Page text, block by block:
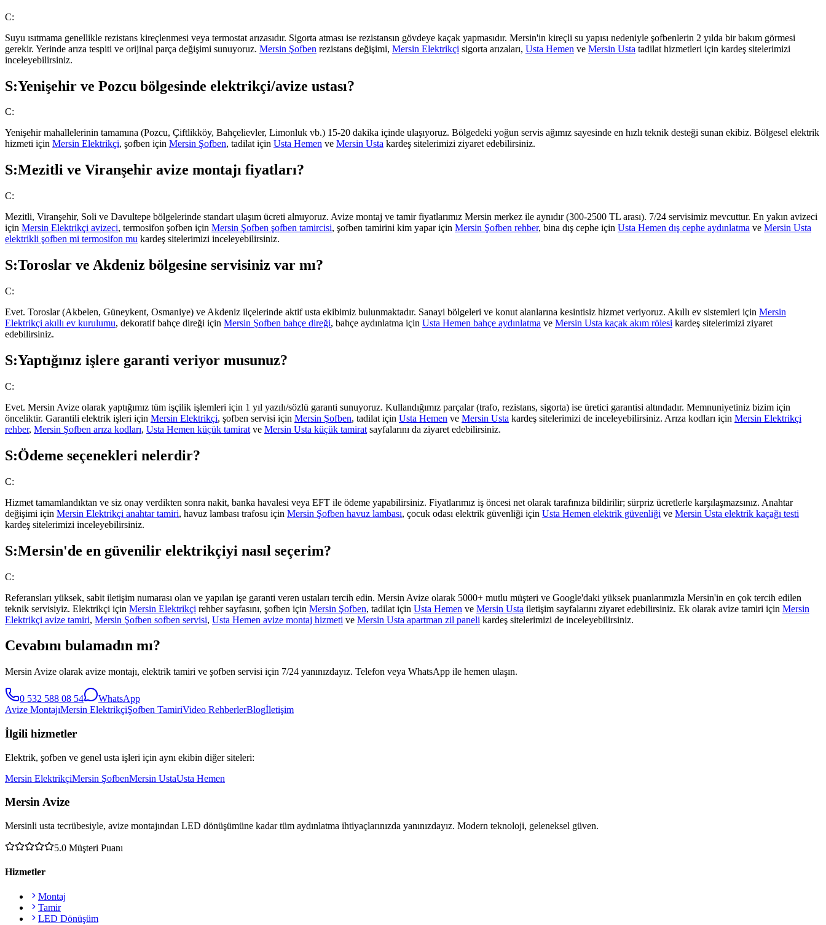
C:
Suyu ısıtmama genellikle rezistans kireçlenmesi veya termostat arızasıdır. Sigorta atması ise rezistansın gövdeye kaçak yapmasıdır. Mersin'in kireçli su yapısı nedeniyle şofbenlerin 2 yılda bir bakım görmesi
gerekir. Yerinde arıza tespiti ve orijinal parça değişimi sunuyoruz. Mersin Şofben rezistans değişimi, Mersin Elektrikçi sigorta arızaları, Usta Hemen ve Mersin Usta tadilat hizmetleri için kardeş sitelerimizi
inceleyebilirsiniz.
S:Yenişehir ve Pozcu bölgesinde elektrikçi/avize ustası?
C:
Yenişehir mahallelerinin tamamına (Pozcu, Çiftlikköy, Bahçelievler, Limonluk vb.) 15-20 dakika içinde ulaşıyoruz. Bölgedeki yoğun servis ağımız sayesinde en hızlı teknik desteği sunan ekibiz. Bölgesel elektrik
hizmeti için Mersin Elektrikçi, şofben için Mersin Şofben, tadilat için Usta Hemen ve Mersin Usta kardeş sitelerimizi ziyaret edebilirsiniz.
S:Mezitli ve Viranşehir avize montajı fiyatları?
C:
Mezitli, Viranşehir, Soli ve Davultepe bölgelerinde standart ulaşım ücreti almıyoruz. Avize montaj ve tamir fiyatlarımız Mersin merkez ile aynıdır (300-2500 TL arası). 7/24 servisimiz mevcuttur. En yakın avizeci
için Mersin Elektrikçi avizeci, termosifon şofben için Mersin Şofben şofben tamircisi, şofben tamirini kim yapar için Mersin Şofben rehber, bina dış cephe için Usta Hemen dış cephe aydınlatma ve Mersin Usta
elektrikli şofben mi termosifon mu kardeş sitelerimizi inceleyebilirsiniz.
S:Toroslar ve Akdeniz bölgesine servisiniz var mı?
C:
Evet. Toroslar (Akbelen, Güneykent, Osmaniye) ve Akdeniz ilçelerinde aktif usta ekibimiz bulunmaktadır. Sanayi bölgeleri ve konut alanlarına kesintisiz hizmet veriyoruz. Akıllı ev sistemleri için Mersin
Elektrikçi akıllı ev kurulumu, dekoratif bahçe direği için Mersin Şofben bahçe direği, bahçe aydınlatma için Usta Hemen bahçe aydınlatma ve Mersin Usta kaçak akım rölesi kardeş sitelerimizi ziyaret
edebilirsiniz.
S:Yaptığınız işlere garanti veriyor musunuz?
C:
Evet. Mersin Avize olarak yaptığımız tüm işçilik işlemleri için 1 yıl yazılı/sözlü garanti sunuyoruz. Kullandığımız parçalar (trafo, rezistans, sigorta) ise üretici garantisi altındadır. Memnuniyetiniz bizim için
önceliktir. Garantili elektrik işleri için Mersin Elektrikçi, şofben servisi için Mersin Şofben, tadilat için Usta Hemen ve Mersin Usta kardeş sitelerimizi de inceleyebilirsiniz. Arıza kodları için Mersin Elektrikçi
rehber, Mersin Şofben arıza kodları, Usta Hemen küçük tamirat ve Mersin Usta küçük tamirat sayfalarını da ziyaret edebilirsiniz.
S:Ödeme seçenekleri nelerdir?
C:
Hizmet tamamlandıktan ve siz onay verdikten sonra nakit, banka havalesi veya EFT ile ödeme yapabilirsiniz. Fiyatlarımız iş öncesi net olarak tarafınıza bildirilir; sürpriz ücretlerle karşılaşmazsınız. Anahtar
değişimi için Mersin Elektrikçi anahtar tamiri, havuz lambası trafosu için Mersin Şofben havuz lambası, çocuk odası elektrik güvenliği için Usta Hemen elektrik güvenliği ve Mersin Usta elektrik kaçağı testi
kardeş sitelerimizi inceleyebilirsiniz.
S:Mersin'de en güvenilir elektrikçiyi nasıl seçerim?
C:
Referansları yüksek, sabit iletişim numarası olan ve yapılan işe garanti veren ustaları tercih edin. Mersin Avize olarak 5000+ mutlu müşteri ve Google'daki yüksek puanlarımızla Mersin'in en çok tercih edilen
teknik servisiyiz. Elektrikçi için Mersin Elektrikçi rehber sayfasını, şofben için Mersin Şofben, tadilat için Usta Hemen ve Mersin Usta iletişim sayfalarını ziyaret edebilirsiniz. Ek olarak avize tamiri için Mersin
Elektrikçi avize tamiri, Mersin Şofben sofben servisi, Usta Hemen avize montaj hizmeti ve Mersin Usta apartman zil paneli kardeş sitelerimizi de inceleyebilirsiniz.
Cevabını bulamadın mı?
Mersin Avize olarak avize montajı, elektrik tamiri ve şofben servisi için 7/24 yanınızdayız. Telefon veya WhatsApp ile hemen ulaşın.
0 532 588 08 54
WhatsApp
Avize MontajıMersin ElektrikçiŞofben TamiriVideo RehberlerBlogİletişim
İlgili hizmetler
Elektrik, şofben ve genel usta işleri için aynı ekibin diğer siteleri:
Mersin ElektrikçiMersin ŞofbenMersin UstaUsta Hemen
Mersin Avize
Mersinli usta tecrübesiyle, avize montajından LED dönüşümüne kadar tüm aydınlatma ihtiyaçlarınızda yanınızdayız. Modern teknoloji, geleneksel güven.
5.0 Müşteri Puanı
Hizmetler
Montaj
Tamir
LED Dönüşüm